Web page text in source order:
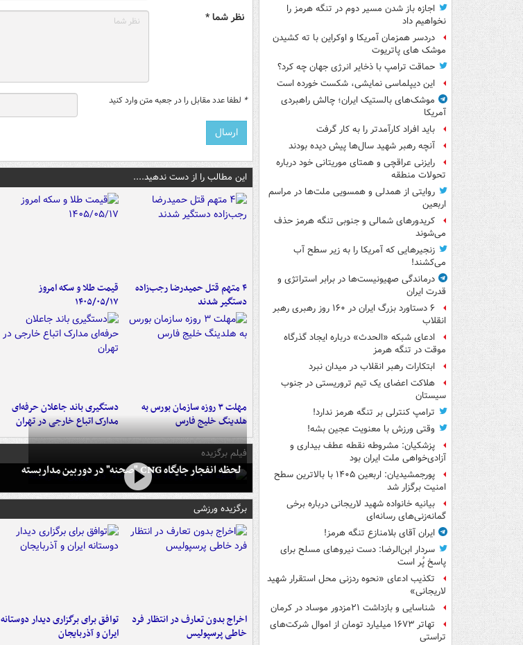
اجازه باز شدن مسیر دوم در تنگه هرمز را
نخواهیم داد
دردسر همزمان آمریکا و اوکراین با ته کشیدن
موشک های پاتریوت
حماقت ترامپ با ذخایر انرژی جهان چه کرد؟
این دیپلماسی نمایشی، شکست خورده است
موشک‌های بالستیک ایران؛ چالش راهبردی
آمریکا
باید افراد کارآمدتر را به کار گرفت
آنچه رهبر شهید سال‌ها پیش دیده بودند
رایزنی عراقچی و همتای موریتانی خود درباره
تحولات منطقه
روایتی از همدلی و همسویی ملت‌ها در مراسم
اربعین
کریدورهای شمالی و جنوبی تنگه هرمز حذف
می‌شوند
زنجیرهایی که آمریکا را به زیر سطح آب
می‌کشند!
درماندگی صهیونیست‌ها در برابر استراتژی و
قدرت ایران
۶ دستاورد بزرگ ایران در ۱۶۰ روز رهبری رهبر
انقلاب
ادعای شبکه «الحدث» درباره ایجاد گذرگاه
موقت در تنگه هرمز
ابتکارات رهبر انقلاب در میدان نبرد
هلاکت اعضای یک تیم تروریستی در جنوب
سیستان
ترامپ کنترلی بر تنگه هرمز ندارد!
وقتی ورزش با معنویت عجین بشه!
پزشکیان: مشروطه نقطه عطف بیداری و
آزادی‌خواهی ملت ایران بود
پورجمشیدیان: اربعین ۱۴۰۵ با بالاترین سطح
امنیت برگزار شد
بیانیه خانواده شهید لاریجانی درباره برخی
گمانه‌زنی‌های رسانه‌ای
ایران آقای بلامنازع تنگه هرمز!
سردار ابن‌الرضا: دست نیروهای مسلح برای
پاسخ پُر است
تکذیب ادعای «نحوه ردزنی محل استقرار شهید
لاریجانی»
شناسایی و بازداشت ۲۱مزدور موساد در کرمان
تهاتر ۱۶۷۳ میلیارد تومان از اموال شرکت‌های
تراستی
نظر شما *
* لطفا عدد مقابل را در جعبه متن وارد کنید
این مطالب را از دست ندهید....
۴ متهم قتل حمیدرضا رجب‌زاده
دستگیر شدند
قیمت طلا و سکه امروز
۱۴۰۵/۰۵/۱۷
مهلت ۳ روزه سازمان بورس به
هلدینگ خلیج فارس
دستگیری باند جاعلان حرفه‌ای
مدارک اتباع خارجی در تهران
فیلم برگزیده
لحظه انفجار جایگاه CNG "صحنه" در دوربین مداربسته
برگزیده ورزشی
اخراج بدون تعارف در انتظار فرد
خاطی پرسپولیس
توافق برای برگزاری دیدار دوستانه
ایران و آذربایجان